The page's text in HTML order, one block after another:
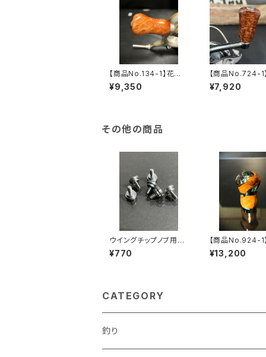
【商品No.134-1】花梨
瘤 Small Gourd Kno
b 艶あり
¥9,350
【商品No.724-1
ングチップノブ
クウッド
¥7,920
その他の商品
ウイングチップノブ用ス
クリュー
¥770
【商品No.924-1
ド & レジン
urd Knob 花
¥13,200
CATEGORY
釣り